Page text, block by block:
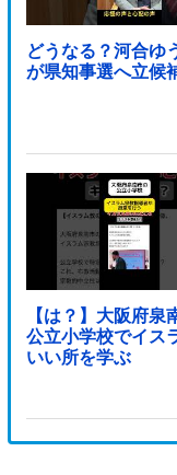
どうなる？河合ゆ
が県知事選へ立候
【は？】大阪府泉
公立小学校でイス
いい所を学ぶ